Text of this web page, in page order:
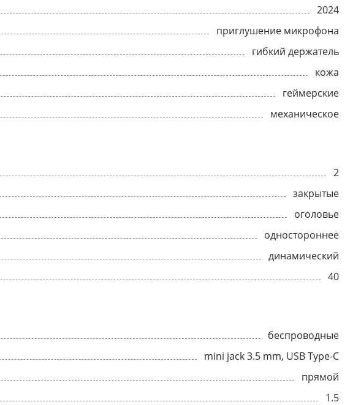
2024
приглушение микрофона
гибкий держатель
кожа
геймерские
механическое
2
закрытые
оголовье
одностороннее
динамический
40
беспроводные
mini jack 3.5 mm, USB Type-C
прямой
1.5